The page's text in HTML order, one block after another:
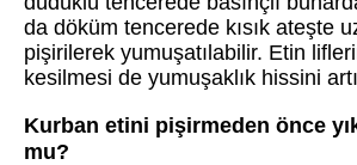
da döküm tencerede kısık ateşte
pişirilerek yumuşatılabilir. Etin
kesilmesi de yumuşaklık hissini
Kurban etini pişirmeden önce
mu?